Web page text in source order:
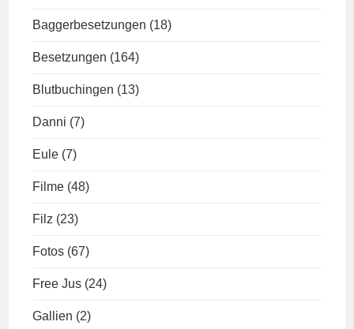
Baggerbesetzungen (18)
Besetzungen (164)
Blutbuchingen (13)
Danni (7)
Eule (7)
Filme (48)
Filz (23)
Fotos (67)
Free Jus (24)
Gallien (2)